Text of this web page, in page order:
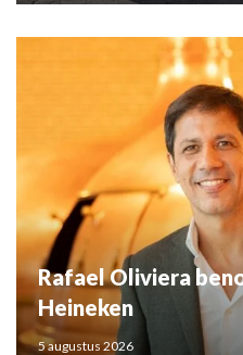
Rafael Oliviera
Heineken
5 augustus 2026